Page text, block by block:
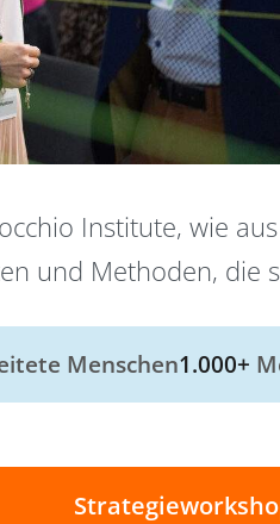
Institute, wie
und Methoden, die
Menschen1.000+